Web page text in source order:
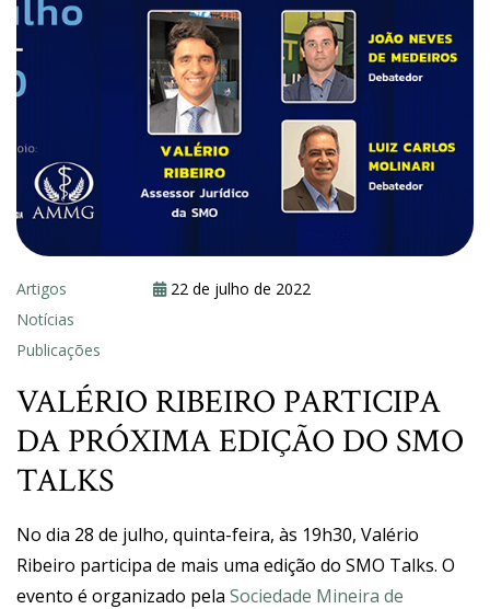
Artigos
Notícias
Publicações
22 de julho de 2022
VALÉRIO RIBEIRO PARTICIPA
DA PRÓXIMA EDIÇÃO DO SMO
TALKS
No dia 28 de julho, quinta-feira, às 19h30, Valério
Ribeiro participa de mais uma edição do SMO Talks. O
evento é organizado pela Sociedade Mineira de